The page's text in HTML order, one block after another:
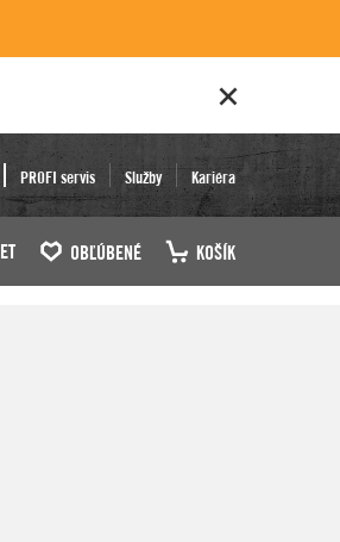
PROFI servis Služby Kariéra
OBĽÚBENÉ KOŠÍK